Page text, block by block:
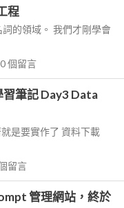
程
的領域。 我們才剛學會
0個留言
筆記 Day3 Data
是要實作了 資料下載
留言
管理網站，終於